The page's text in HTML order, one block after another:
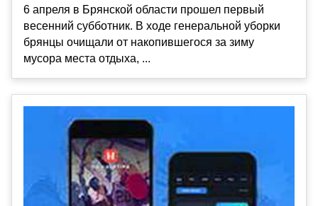
6 апреля в Брянской области прошел первый
весенний субботник. В ходе генеральной уборки
брянцы очищали от накопившегося за зиму
мусора места отдыха, ...